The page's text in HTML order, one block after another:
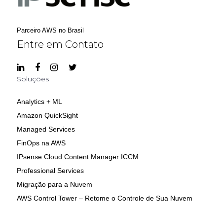
Parceiro AWS no Brasil
Entre em Contato
Soluções
Analytics + ML
Amazon QuickSight
Managed Services
FinOps na AWS
IPsense Cloud Content Manager ICCM
Professional Services
Migração para a Nuvem
AWS Control Tower – Retome o Controle de Sua Nuvem